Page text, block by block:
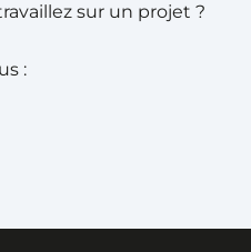
sur un projet ?
: